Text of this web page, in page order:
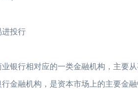
投行
行相对应的一类金融机构，主要从
行金融机构，是资本市场上的主要金